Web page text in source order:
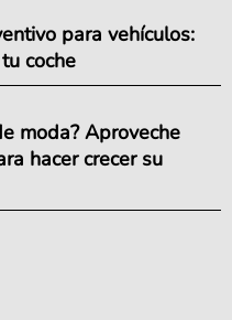
para vehículos:
coche
moda? Aproveche
hacer crecer su